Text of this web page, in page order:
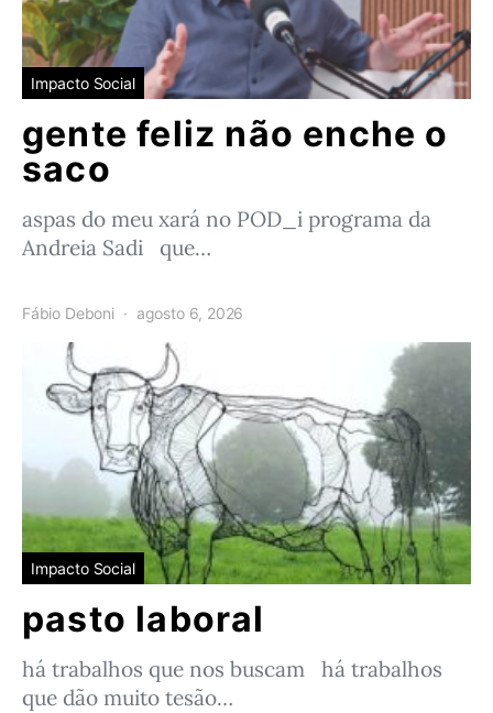
Impacto Social
gente feliz não enche o
saco
aspas do meu xará no POD_i programa da
Andreia Sadi que…
Fábio Deboni agosto 6, 2026
Impacto Social
pasto laboral
há trabalhos que nos buscam há trabalhos
que dão muito tesão…